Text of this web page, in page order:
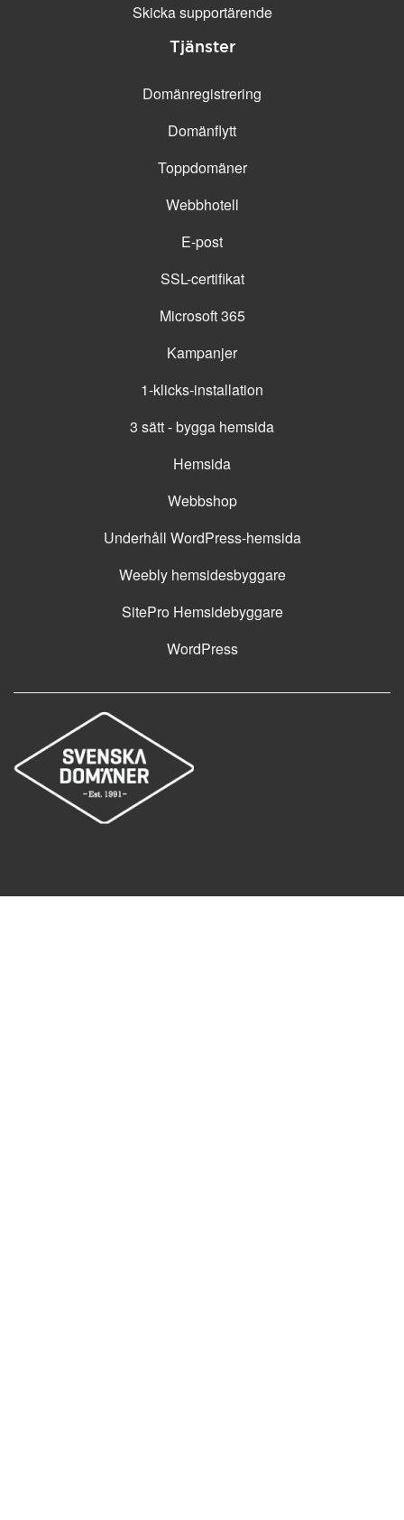
Skicka supportärende
Tjänster
Domänregistrering
Domänflytt
Toppdomäner
Webbhotell
E-post
SSL-certifikat
Microsoft 365
Kampanjer
1-klicks-installation
3 sätt - bygga hemsida
Hemsida
Webbshop
Underhåll WordPress-hemsida
Weebly hemsidesbyggare
SitePro Hemsidebyggare
WordPress